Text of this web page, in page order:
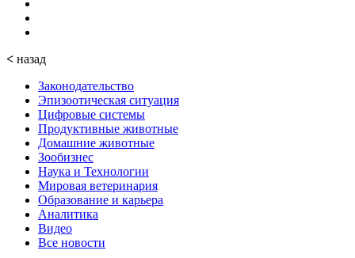
< назад
Законодательство
Эпизоотическая ситуация
Цифровые системы
Продуктивные животные
Домашние животные
Зообизнес
Наука и Технологии
Мировая ветеринария
Образование и карьера
Аналитика
Видео
Все новости